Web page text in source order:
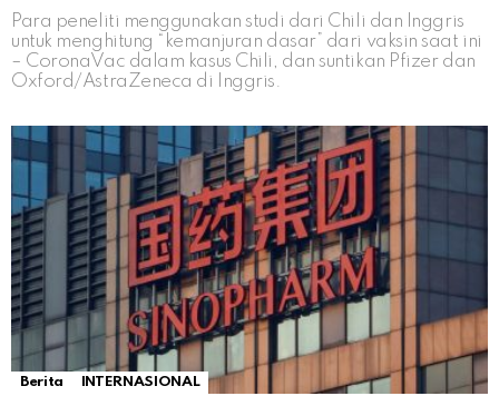
Para peneliti menggunakan studi dari Chili dan Inggris
untuk menghitung “kemanjuran dasar” dari vaksin saat ini
– CoronaVac dalam kasus Chili, dan suntikan Pfizer dan
Oxford/AstraZeneca di Inggris.
Berita INTERNASIONAL